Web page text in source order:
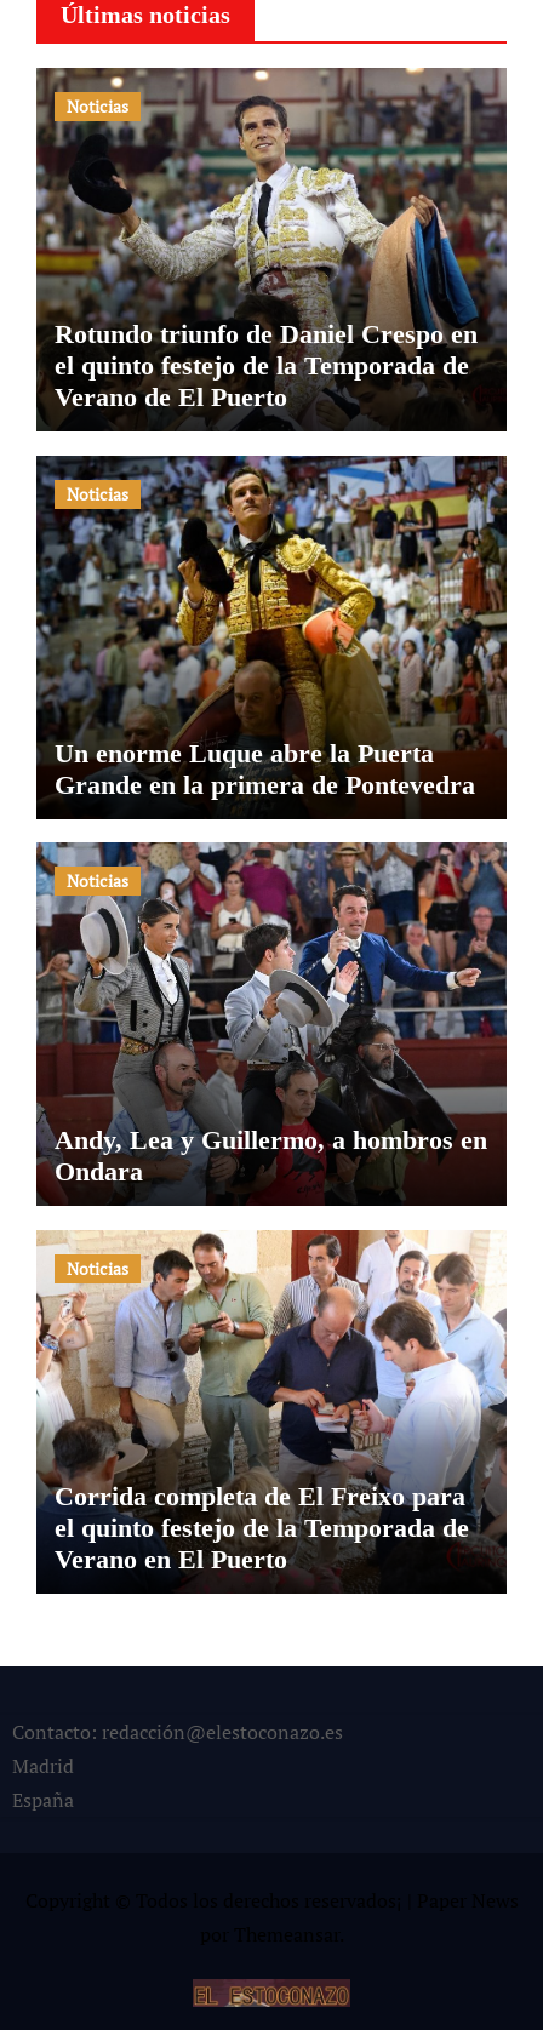
Últimas noticias
Noticias
Rotundo triunfo de Daniel Crespo en
el quinto festejo de la Temporada de
Verano de El Puerto
Noticias
Un enorme Luque abre la Puerta
Grande en la primera de Pontevedra
Noticias
Andy, Lea y Guillermo, a hombros en
Ondara
Noticias
Corrida completa de El Freixo para
el quinto festejo de la Temporada de
Verano en El Puerto
Contacto: redacción@elestoconazo.es
Madrid
España